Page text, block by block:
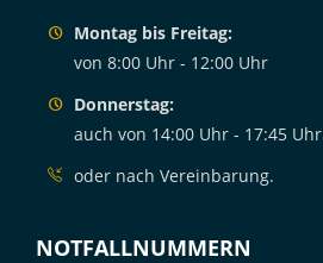
Montag bis Freitag:
von 8:00 Uhr - 12:00 Uhr
Donnerstag:
auch von 14:00 Uhr - 17:45 Uhr
oder nach Vereinbarung.
NOTFALLNUMMERN